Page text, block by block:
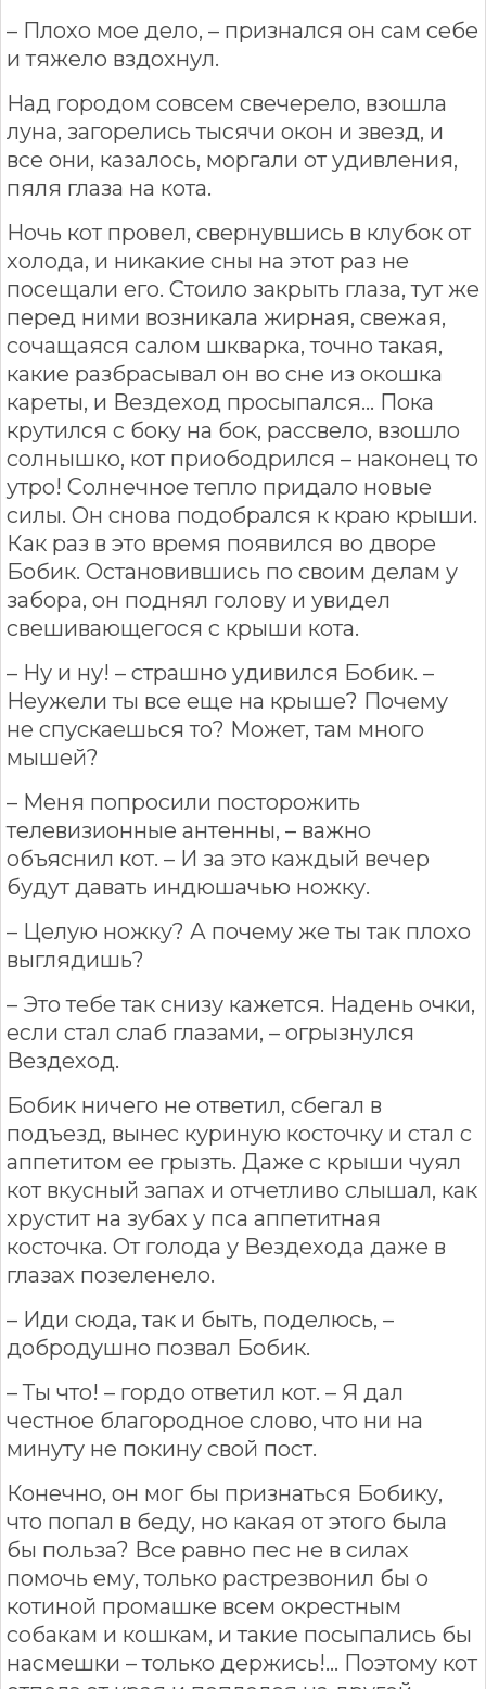
– Плохо мое дело, – признался он сам себе
и тяжело вздохнул.
Над городом совсем свечерело, взошла
луна, загорелись тысячи окон и звезд, и
все они, казалось, моргали от удивления,
пяля глаза на кота.
Ночь кот провел, свернувшись в клубок от
холода, и никакие сны на этот раз не
посещали его. Стоило закрыть глаза, тут же
перед ними возникала жирная, свежая,
сочащаяся салом шкварка, точно такая,
какие разбрасывал он во сне из окошка
кареты, и Вездеход просыпался… Пока
крутился с боку на бок, рассвело, взошло
солнышко, кот приободрился – наконец то
утро! Солнечное тепло придало новые
силы. Он снова подобрался к краю крыши.
Как раз в это время появился во дворе
Бобик. Остановившись по своим делам у
забора, он поднял голову и увидел
свешивающегося с крыши кота.
– Ну и ну! – страшно удивился Бобик. –
Неужели ты все еще на крыше? Почему
не спускаешься то? Может, там много
мышей?
– Меня попросили посторожить
телевизионные антенны, – важно
объяснил кот. – И за это каждый вечер
будут давать индюшачью ножку.
– Целую ножку? А почему же ты так плохо
выглядишь?
– Это тебе так снизу кажется. Надень очки,
если стал слаб глазами, – огрызнулся
Вездеход.
Бобик ничего не ответил, сбегал в
подъезд, вынес куриную косточку и стал с
аппетитом ее грызть. Даже с крыши чуял
кот вкусный запах и отчетливо слышал, как
хрустит на зубах у пса аппетитная
косточка. От голода у Вездехода даже в
глазах позеленело.
– Иди сюда, так и быть, поделюсь, –
добродушно позвал Бобик.
– Ты что! – гордо ответил кот. – Я дал
честное благородное слово, что ни на
минуту не покину свой пост.
Конечно, он мог бы признаться Бобику,
что попал в беду, но какая от этого была
бы польза? Все равно пес не в силах
помочь ему, только растрезвонил бы о
котиной промашке всем окрестным
собакам и кошкам, и такие посыпались бы
насмешки – только держись!… Поэтому кот